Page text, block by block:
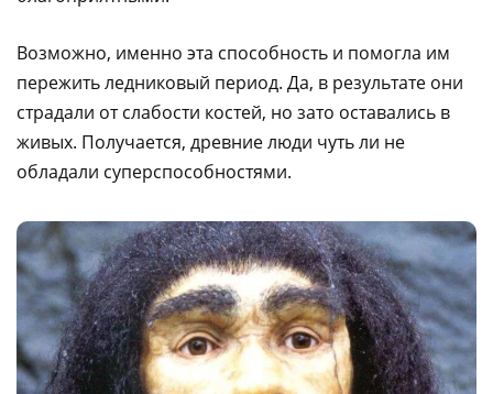
Возможно, именно эта способность и помогла им
пережить ледниковый период. Да, в результате они
страдали от слабости костей, но зато оставались в
живых. Получается, древние люди чуть ли не
обладали суперспособностями.